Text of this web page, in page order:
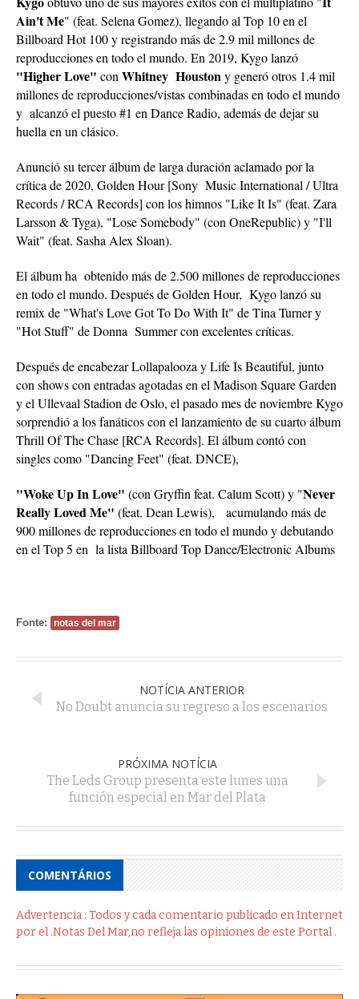
Ain't Me" (feat. Selena Gomez), llegando al Top 10 en el
Billboard Hot 100 y registrando más de 2.9 mil millones de
reproducciones en todo el mundo. En 2019, Kygo lanzó
"Higher Love" con Whitney Houstony generó otros 1.4 mil
millones de reproducciones/vistas combinadas en todo el mundo
y alcanzó el puesto #1 en Dance Radio, además de dejar su
huella en un clásico.
Anunció su tercer álbum de larga duración aclamado por la
crítica de 2020, Golden Hour [Sony Music International / Ultra
Records / RCA Records] con los himnos "Like It Is" (feat. Zara
Larsson & Tyga), "Lose Somebody" (con OneRepublic) y "I'll
Wait" (feat. Sasha Alex Sloan).
El álbum ha obtenido más de 2.500 millones de reproducciones
en todo el mundo. Después de Golden Hour, Kygo lanzó su
remix de "What's Love Got To Do With It" de Tina Turner y
"Hot Stuff" de Donna Summer con excelentes críticas.
Después de encabezar Lollapalooza y Life Is Beautiful, junto
con shows con entradas agotadas en el Madison Square Garden
y el Ullevaal Stadion de Oslo, el pasado mes de noviembre Kygo
sorprendió a los fanáticos con el lanzamiento de su cuarto álbum
Thrill Of The Chase [RCA Records]. El álbum contó con
singles como "Dancing Feet" (feat. DNCE),
"Woke Up In Love" (con Gryffin feat. Calum Scott) y "Never
Really Loved Me" (feat. Dean Lewis), acumulando más de
900 millones de reproducciones en todo el mundo y debutando
en el Top 5 en la lista Billboard Top Dance/Electronic Albums
Fonte: notas del mar
NOTÍCIA ANTERIOR
No Doubt anuncia su regreso a los escenarios
PRÓXIMA NOTÍCIA
The Leds Group presenta este lunes una
función especial en Mar del Plata
COMENTÁRIOS
Advertencia : Todos y cada comentario publicado en Internet
por el .Notas Del Mar,no refleja las opiniones de este Portal .